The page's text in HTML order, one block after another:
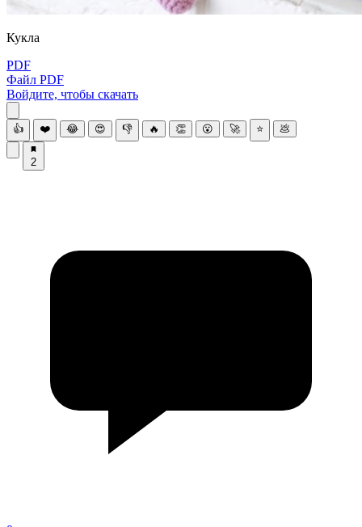
Куклa
PDF
Файл PDF
Войдите, чтобы скачать
👍 ❤️ 😂 😍 👎 🔥 👏 😮 🚀 ⭐ 💩
2